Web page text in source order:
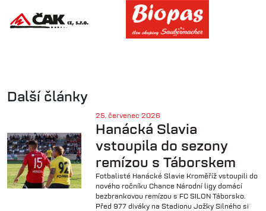
Do článku doplněny informace a také videosestřih utkání s
Baníkem. Více na
https://hanackaslavia.cz/zapas.asp?
id=Banik-po-prestavce-otocil-zapas-s-Hanaky-
upřesňovány podle TV zápasů a hracích časů týmů.
https://www.chnliga.cz/clanek/7747-los-sezony-
2026-27-dukla-zacne-s-arsenalem-opava-privita-
Přípravné zápasy áčka | 21.6.2026
Přidán aktuální program přípravných zápasů áčka. V termínech
mohou nastat změny, budeme
aktualizovat.https://hanackaslavia.cz/zapasy.asp?
Další články
25. červenec 2026
Hanácká Slavia
vstoupila do sezony
remízou s Táborskem
Fotbalisté Hanácké Slavie Kroměříž vstoupili do
nového ročníku Chance Národní ligy domácí
bezbrankovou remízou s FC SILON Táborsko.
Před 977 diváky na Stadionu Jožky Silného si